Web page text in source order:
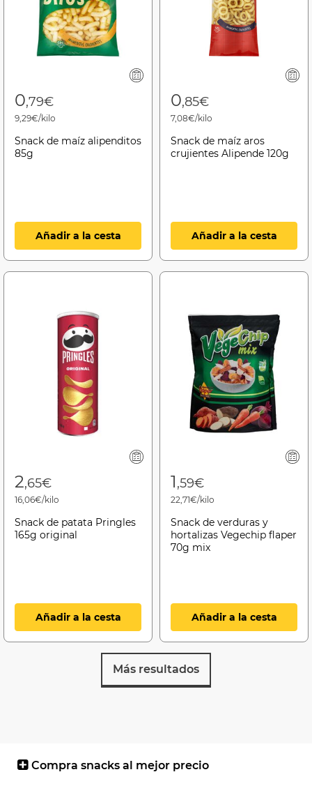
0,79€
9,29€/kilo
Snack de maíz alipenditos
85g
Añadir a la cesta
0,85€
7,08€/kilo
Snack de maíz aros
crujientes Alipende 120g
Añadir a la cesta
2,65€
16,06€/kilo
Snack de patata Pringles
165g original
Añadir a la cesta
1,59€
22,71€/kilo
Snack de verduras y
hortalizas Vegechip flaper
70g mix
Añadir a la cesta
Más resultados
Compra snacks al mejor precio